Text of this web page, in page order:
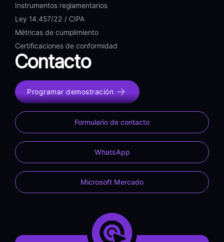
Instrumentos reglamentarios
Ley 14.457/22 / CIPA
Métricas de cumplimiento
Certificaciones de conformidad
Contacto
Programar demostración
Formulario de contacto
WhatsApp
Microsoft Mercado